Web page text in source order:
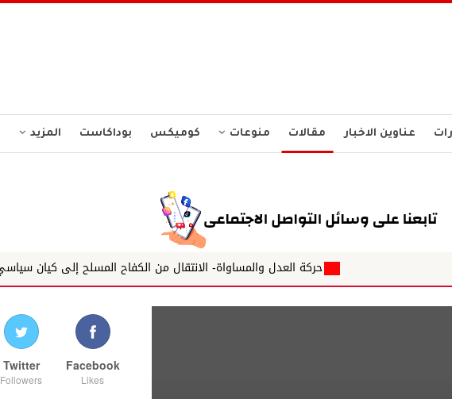
عناوين الاخبار مقالات منوعات كوميكس بوداكاست المزيد
حركة العدل والمساواة- الانتقال من الكفاح المسلح إلى كيان سياسي قومي { 12} د. بدر الدين إسحاق اسم ...
Facebook
Likes
Twitter
Followers